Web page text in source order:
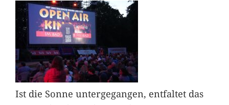
Ist die Sonne untergegangen, entfaltet das